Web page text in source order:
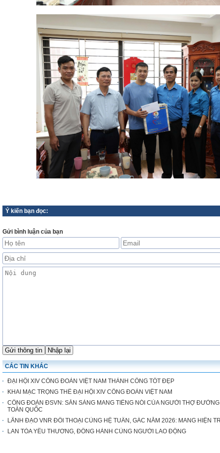
Ý kiến bạn đọc:
Gửi bình luận của bạn
CÁC TIN KHÁC
ĐẠI HỘI XIV CÔNG ĐOÀN VIỆT NAM THÀNH CÔNG TỐT ĐẸP
KHAI MẠC TRỌNG THỂ ĐẠI HỘI XIV CÔNG ĐOÀN VIỆT NAM
CÔNG ĐOÀN ĐSVN: SẴN SÀNG MANG TIẾNG NÓI CỦA NGƯỜI THỢ
TOÀN QUỐC
LÃNH ĐẠO VNR ĐỐI THOẠI CÙNG HỆ TUẦN, GÁC NĂM 2026: MANG HIỆN
LAN TỎA YÊU THƯƠNG, ĐỒNG HÀNH CÙNG NGƯỜI LAO ĐỘNG